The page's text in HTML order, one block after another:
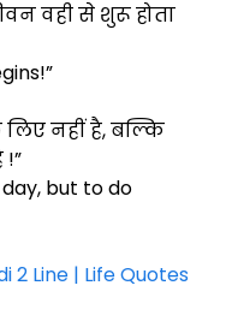
वही से शुरू होता
नहीं है, बल्कि
but to do
2 Line | Life Quotes